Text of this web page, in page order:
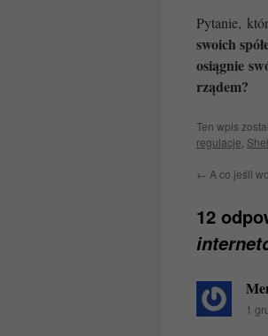
Pytanie,
swoich
osiągnie
rządem?
Ten wpis
regulacje
← A co jeśli
12
1